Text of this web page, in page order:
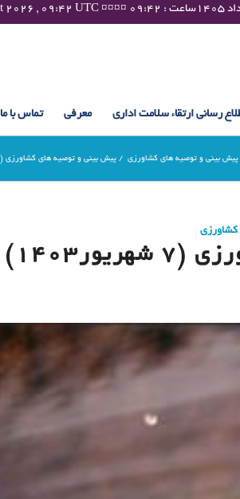
رسانی ارتقاء سلامت اداری معرفی تماس با ما
پیش بینی و توصیه های کشاورزی / پیش بینی و توصیه های کشاورزی (7 شهریور۱۴۰۳)...